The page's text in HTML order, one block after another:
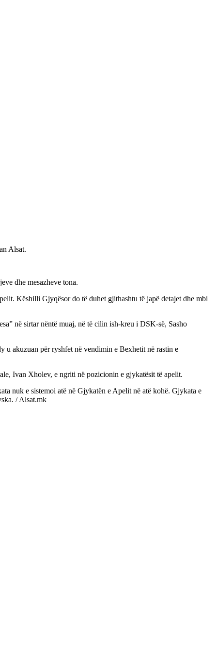
Alsat.
dhe mesazheve tona.
Këshilli Gjyqësor do të duhet gjithashtu të japë detajet dhe mbi
në sirtar nëntë muaj, në të cilin ish-kreu i DSK-së, Sasho
u akuzuan për ryshfet në vendimin e Bexhetit në rastin e
Ivan Xholev, e ngriti në pozicionin e gjykatësit të apelit.
nuk e sistemoi atë në Gjykatën e Apelit në atë kohë. Gjykata e
/ Alsat.mk